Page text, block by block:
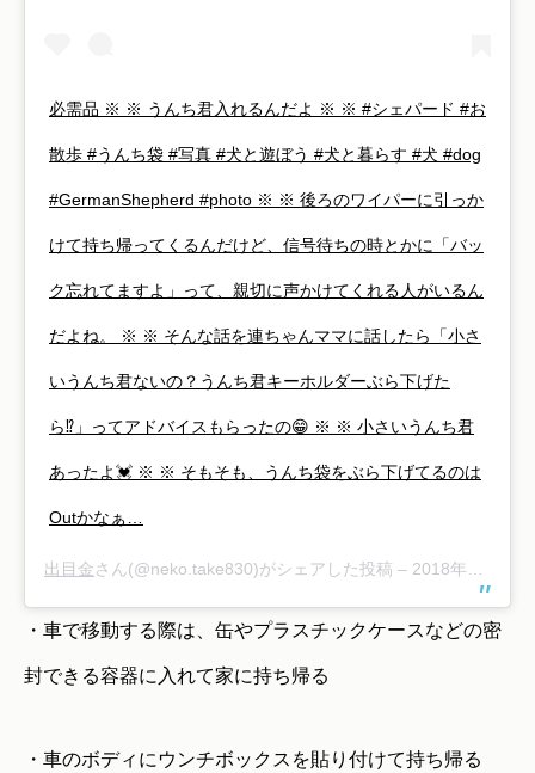
必需品 ※ ※ うんち君入れるんだよ ※ ※ #シェパード #お
散歩 #うんち袋 #写真 #犬と遊ぼう #犬と暮らす #犬 #dog
#GermanShepherd #photo ※ ※ 後ろのワイパーに引っか
けて持ち帰ってくるんだけど、信号待ちの時とかに「バッ
ク忘れてますよ」って、親切に声かけてくれる人がいるん
だよね。 ※ ※ そんな話を連ちゃんママに話したら「小さ
いうんち君ないの？うんち君キーホルダーぶら下げた
ら⁉️」ってアドバイスもらったの😁 ※ ※ 小さいうんち君
あったよ💓 ※ ※ そもそも、うんち袋をぶら下げてるのは
Outかなぁ…
出目金さん(@neko.take830)がシェアした投稿 – 2018年12月月22日午前5時09分PST
・車で移動する際は、缶やプラスチックケースなどの密
封できる容器に入れて家に持ち帰る
・車のボディにウンチボックスを貼り付けて持ち帰る